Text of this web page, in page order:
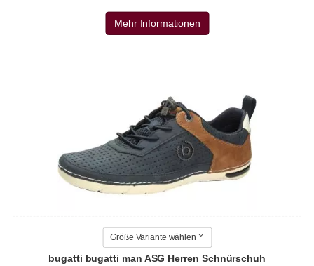
Mehr Informationen
Größe Variante wählen
bugatti bugatti man ASG Herren Schnürschuh